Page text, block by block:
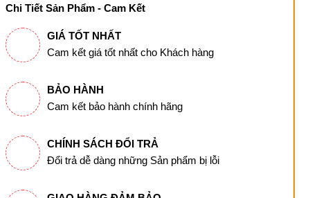
Chi Tiết Sản Phẩm - Cam Kết
GIÁ TỐT NHẤT
Cam kết giá tốt nhất cho Khách hàng
BẢO HÀNH
Cam kết bảo hành chính hãng
CHÍNH SÁCH ĐỔI TRẢ
Đổi trả dễ dàng những Sản phẩm bị lỗi